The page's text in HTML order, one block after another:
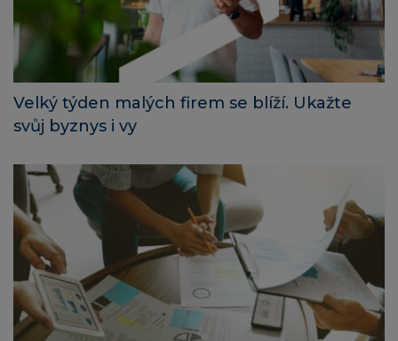
Velký týden malých firem se blíží. Ukažte
svůj byznys i vy